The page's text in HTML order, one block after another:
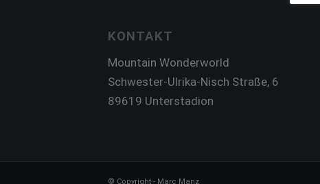
KONTAKT
Mountain Wonderworld
Schwester-Ulrika-Nisch Straße, 6
89619 Unterstadion
© Copyright - Marc Manz